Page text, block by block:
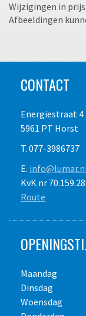
Wijzigingen in
Afbeeldingen
CONTACT
Energiestraat 4
5961 PT Horst
T. 077-3986737
E.
KvK nr
Route
Maandag
Dinsdag
Woensdag